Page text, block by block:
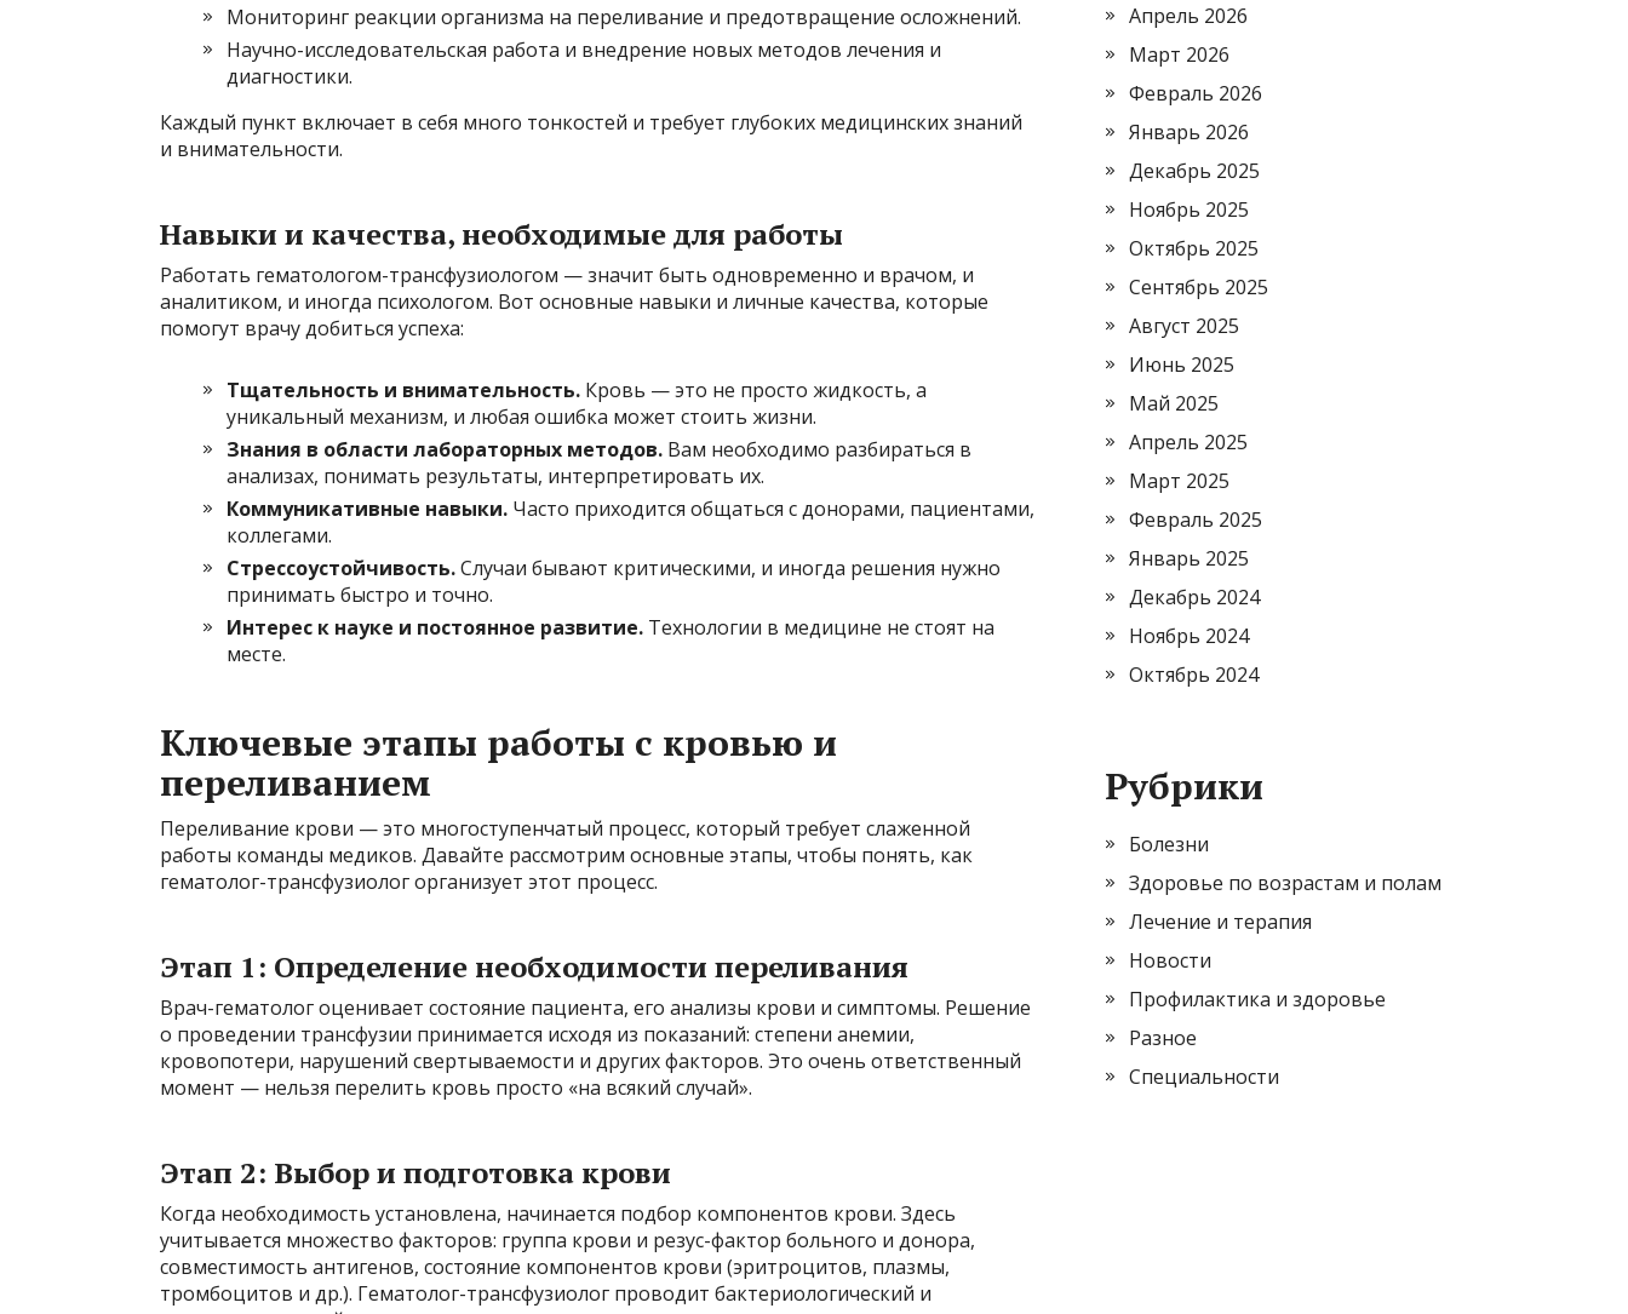
Мониторинг реакции организма на переливание и предотвращение осложнений.
Научно-исследовательская работа и внедрение новых методов лечения и
диагностики.
Каждый пункт включает в себя много тонкостей и требует глубоких медицинских знаний
и внимательности.
Навыки и качества, необходимые для работы
Работать гематологом-трансфузиологом — значит быть одновременно и врачом, и
аналитиком, и иногда психологом. Вот основные навыки и личные качества, которые
помогут врачу добиться успеха:
Тщательность и внимательность. Кровь — это не просто жидкость, а
уникальный механизм, и любая ошибка может стоить жизни.
Знания в области лабораторных методов. Вам необходимо разбираться в
анализах, понимать результаты, интерпретировать их.
Коммуникативные навыки. Часто приходится общаться с донорами, пациентами,
коллегами.
Стрессоустойчивость.Случаи бывают критическими, и иногда решения нужно
принимать быстро и точно.
Интерес к науке и постоянное развитие. Технологии в медицине не стоят на
месте.
Ключевые этапы работы с кровью и
переливанием
Переливание крови — это многоступенчатый процесс, который требует слаженной
работы команды медиков. Давайте рассмотрим основные этапы, чтобы понять, как
гематолог-трансфузиолог организует этот процесс.
Этап 1: Определение необходимости переливания
Врач-гематолог оценивает состояние пациента, его анализы крови и симптомы. Решение
о проведении трансфузии принимается исходя из показаний: степени анемии,
кровопотери, нарушений свертываемости и других факторов. Это очень ответственный
момент — нельзя перелить кровь просто «на всякий случай».
Этап 2: Выбор и подготовка крови
Когда необходимость установлена, начинается подбор компонентов крови. Здесь
учитывается множество факторов: группа крови и резус-фактор больного и донора,
совместимость антигенов, состояние компонентов крови (эритроцитов, плазмы,
тромбоцитов и др.). Гематолог-трансфузиолог проводит бактериологический и
Апрель 2026
Март 2026
Февраль 2026
Январь 2026
Декабрь 2025
Ноябрь 2025
Октябрь 2025
Сентябрь 2025
Август 2025
Июнь 2025
Май 2025
Апрель 2025
Март 2025
Февраль 2025
Январь 2025
Декабрь 2024
Ноябрь 2024
Октябрь 2024
Рубрики
Болезни
Здоровье по возрастам и полам
Лечение и терапия
Новости
Профилактика и здоровье
Разное
Специальности